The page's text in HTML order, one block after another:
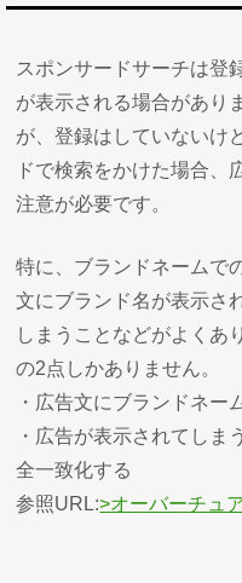
スポンサードサーチは登
が表示される場合があり
が、登録はしていないけ
ドで検索をかけた場合、
注意が必要です。
特に、ブランドネームで
文にブランド名が表示さ
しまうことなどがよくあ
の2点しかありません。
・広告文にブランドネー
・広告が表示されてしま
全一致化する
参照URL:>オーバーチュ